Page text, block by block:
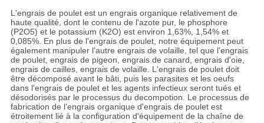
L'engrais de poulet est un engrais organique relativement de
haute qualité, dont le contenu de l'azote pur, le phosphore
(P2O5) et le potassium (K2O) est environ 1,63%, 1,54% et
0,085%. En plus de l'engrais de poulet, notre équipement peut
également manipuler l'autre engrais de volaille, tel que l'engrais
de poulet, engrais de pigeon, engrais de canard, engrais d'oie,
engrais de cailles, engrais de volaille. L'engrais de poulet doit
être décomposé avant le bâti, puis les parasites et les oeufs
dans l'engrais de poulet et les agents infectieux seront tués et
désodorisés par le processus du decompotion. Le processus de
fabrication de l'engrais organique d'engrais de poulet est
étroitement lié à la configuration d'équipement de la chaîne de